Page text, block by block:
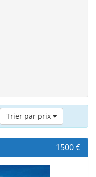
Trier par prix
1500 €